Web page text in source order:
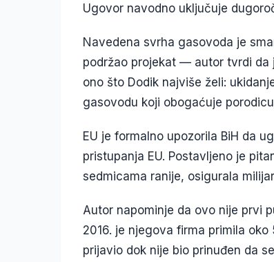
Ugovor navodno uključuje
Navedena svrha gasovoda je
podržao projekat — autor tvrdi da
ono što Dodik najviše želi:
gasovodu koji obogaćuje
EU je formalno upozorila BiH da
pristupanja EU. Postavljeno je
sedmicama ranije, osigurala
Autor napominje da ovo nije prvi
2016. je njegova firma primila
prijavio dok nije bio prinuđen da